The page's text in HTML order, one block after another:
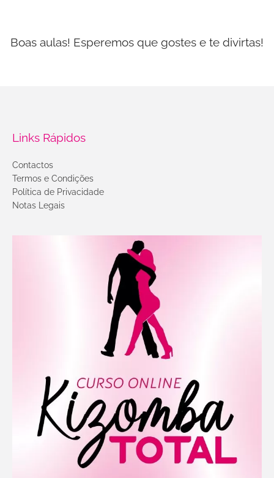
Boas aulas! Esperemos que gostes e te divirtas!
Links Rápidos
Contactos
Termos e Condições
Política de Privacidade
Notas Legais